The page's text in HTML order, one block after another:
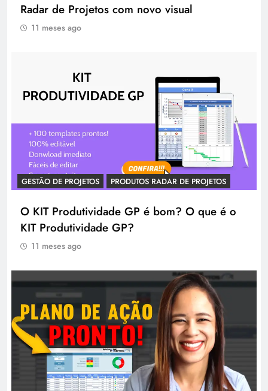
Radar de Projetos com novo visual
11 meses ago
GESTÃO DE PROJETOS PRODUTOS RADAR DE PROJETOS
O KIT Produtividade GP é bom? O que é o
KIT Produtividade GP?
11 meses ago